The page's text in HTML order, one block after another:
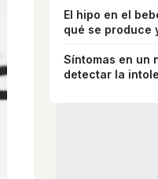
El hipo en el
qué se produce
Síntomas en un
detectar la